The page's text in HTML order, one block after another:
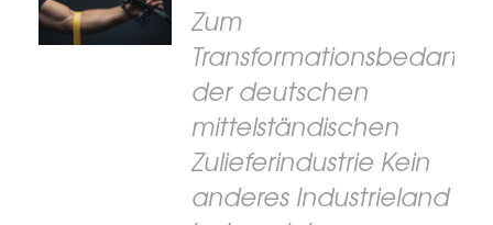
Zum
Transformationsbedarf
der deutschen
mittelständischen
Zulieferindustrie Kein
anderes Industrieland